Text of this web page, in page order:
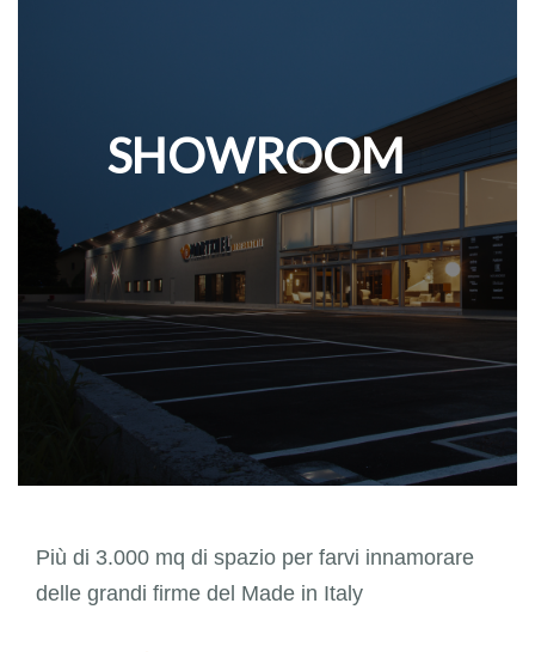
SHOWROOM
Più di 3.000 mq di spazio per farvi innamorare
delle grandi firme del Made in Italy